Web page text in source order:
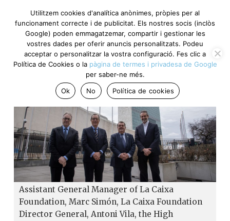
Assistant General Manager of La Caixa
Foundation, Marc Simón, La Caixa Foundation
Director General, Antoni Vila, the High
Utilitzem cookies d'analítica anònimes, pròpies per al
funcionament correcte i de publicitat. Els nostres socis (inclòs
Google) poden emmagatzemar, compartir i gestionar les
vostres dades per oferir anuncis personalitzats. Podeu
acceptar o personalitzar la vostra configuració. Fes clic a
Política de Cookies o la pàgina de termes i privadesa de Google
per saber-ne més.
Ok
No Política de cookies